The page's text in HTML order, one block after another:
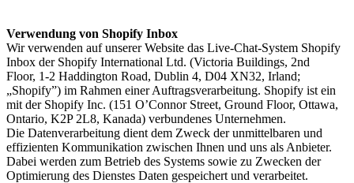
Verwendung von Shopify Inbox
Wir verwenden auf unserer Website das Live-Chat-System Shopify
Inbox der Shopify International Ltd. (Victoria Buildings, 2nd
Floor, 1-2 Haddington Road, Dublin 4, D04 XN32, Irland;
„Shopify”) im Rahmen einer Auftragsverarbeitung. Shopify ist ein
mit der Shopify Inc. (151 O’Connor Street, Ground Floor, Ottawa,
Ontario, K2P 2L8, Kanada) verbundenes Unternehmen.
Die Datenverarbeitung dient dem Zweck der unmittelbaren und
effizienten Kommunikation zwischen Ihnen und uns als Anbieter.
Dabei werden zum Betrieb des Systems sowie zu Zwecken der
Optimierung des Dienstes Daten gespeichert und verarbeitet.